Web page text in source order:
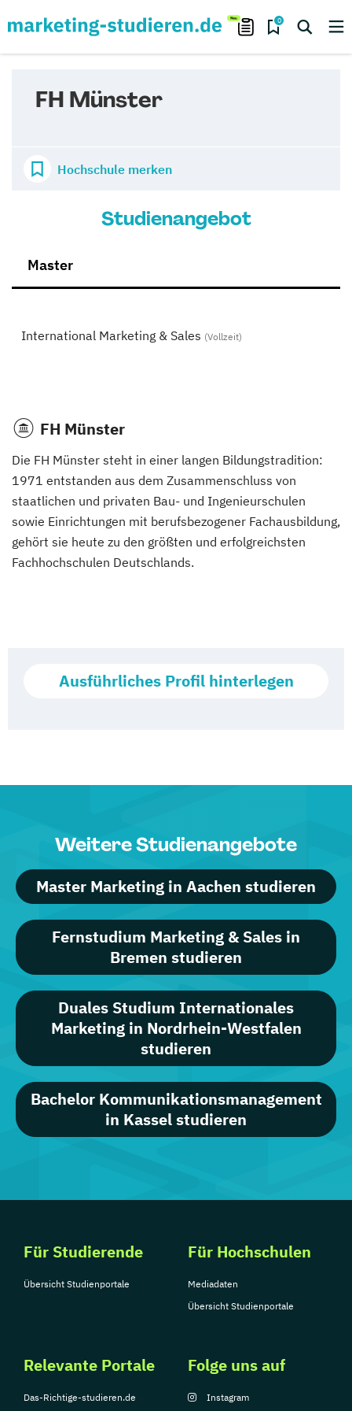
0
FH Münster
Hochschule merken
Studienangebot
Master
International Marketing & Sales (Vollzeit)
FH Münster
Die FH Münster steht in einer langen Bildungstradition:
1971 entstanden aus dem Zusammenschluss von
staatlichen und privaten Bau- und Ingenieurschulen
sowie Einrichtungen mit berufsbezogener Fachausbildung,
gehört sie heute zu den größten und erfolgreichsten
Fachhochschulen Deutschlands.
Ausführliches Profil hinterlegen
Weitere Studienangebote
Master Marketing in Aachen studieren
Fernstudium Marketing & Sales in
Bremen studieren
Duales Studium Internationales
Marketing in Nordrhein-Westfalen
studieren
Bachelor Kommunikationsmanagement
in Kassel studieren
Für Studierende
Übersicht Studienportale
Für Hochschulen
Mediadaten
Übersicht Studienportale
Relevante Portale
Das-Richtige-studieren.de
Folge uns auf
Instagram